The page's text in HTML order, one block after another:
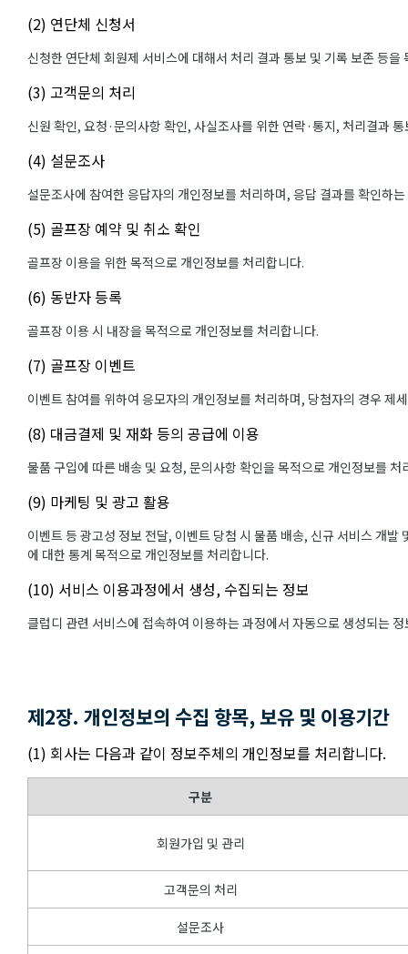
(2) 연단체 신청서
신청한 연단체 회원제 서비스에 대해서 처리 결과 통보 및 기록 보존 등
(3) 고객문의 처리
신원 확인, 요청·문의사항 확인, 사실조사를 위한 연락·통지, 처리결과
(4) 설문조사
설문조사에 참여한 응답자의 개인정보를 처리하며, 응답 결과를 확인하
(5) 골프장 예약 및 취소 확인
골프장 이용을 위한 목적으로 개인정보를 처리합니다.
(6) 동반자 등록
골프장 이용 시 내장을 목적으로 개인정보를 처리합니다.
(7) 골프장 이벤트
이벤트 참여를 위하여 응모자의 개인정보를 처리하며, 당첨자의 경우
(8) 대금결제 및 재화 등의 공급에 이용
물품 구입에 따른 배송 및 요청, 문의사항 확인을 목적으로 개인정보를 처
(9) 마케팅 및 광고 활용
이벤트 등 광고성 정보 전달, 이벤트 당첨 시 물품 배송, 신규 서비스 개
에 대한 통계 목적으로 개인정보를 처리합니다.
(10) 서비스 이용과정에서 생성, 수집되는 정보
클럽디 관련 서비스에 접속하여 이용하는 과정에서 자동으로 생성되는
제2장. 개인정보의 수집 항목, 보유 및 이용기간
(1) 회사는 다음과 같이 정보주체의 개인정보를 처리합니다.
구분
회원가입 및 관리
고객문의 처리
설문조사